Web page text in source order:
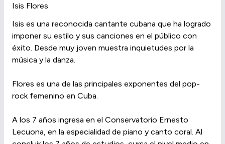
Isis Flores
Isis es una reconocida cantante cubana que ha logrado
imponer su estilo y sus canciones en el público con
éxito. Desde muy joven muestra inquietudes por la
música y la danza.
Flores es una de las principales exponentes del pop-
rock femenino en Cuba.
A los 7 años ingresa en el Conservatorio Ernesto
Lecuona, en la especialidad de piano y canto coral. Al